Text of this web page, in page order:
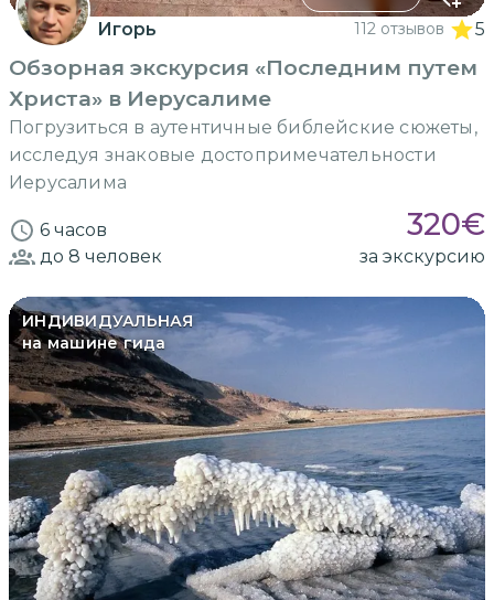
Игорь 112 отзывов 5
Обзорная экскурсия «Последним путем
Христа» в Иерусалиме
Погрузиться в аутентичные библейские сюжеты,
исследуя знаковые достопримечательности
Иерусалима
6 часов 320€
до 8 человек за экскурсию
ИНДИВИДУАЛЬНАЯ
на машине гида